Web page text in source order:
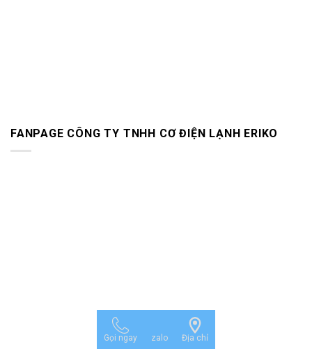
FANPAGE CÔNG TY TNHH CƠ ĐIỆN LẠNH ERIKO
Gọi ngay zalo Địa chỉ